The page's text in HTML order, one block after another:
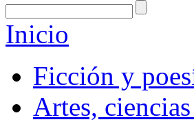
Inicio
Ficción y
Artes,